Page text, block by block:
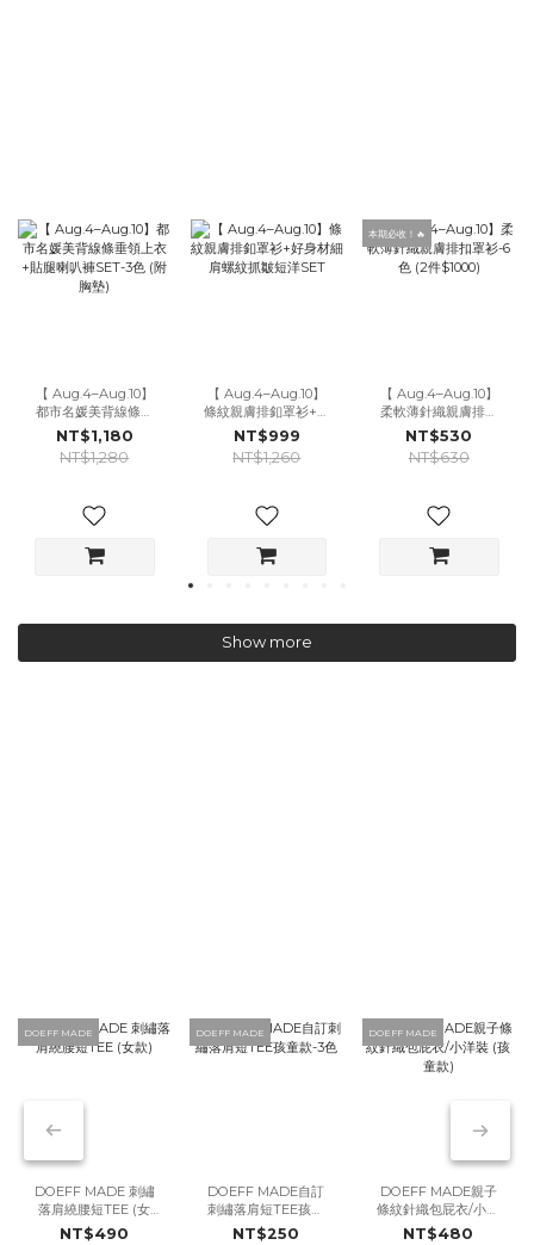
【 Aug.4–Aug.10】
都市名媛美背線條垂
領上衣+貼腿喇叭褲
SET-3色 (附胸墊)
NT$1,180
NT$1,280
【 Aug.4–Aug.10】
條紋親膚排釦罩衫+好
身材細肩螺紋抓皺短
洋SET
NT$999
NT$1,260
本期必收！🔥
【 Aug.4–Aug.10】
柔軟薄針織親膚排扣
罩衫-6色 (2件$1000)
NT$530
NT$630
Show more
DOEFF MADE
DOEFF MADE 刺繡
落肩繞腰短TEE (女
款)
NT$490
DOEFF MADE
DOEFF MADE自訂
刺繡落肩短TEE孩童
款-3色
NT$250
DOEFF MADE
DOEFF MADE親子
條紋針織包屁衣/小洋
裝 (孩童款)
NT$480